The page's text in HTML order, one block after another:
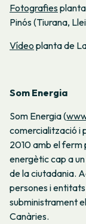
Fotografies
Pinós (Tiurana,
Vídeo planta de
Som Energia
Som Energia (
comercialització i
2010 amb el ferm
energètic cap a
de la ciutadania.
persones i
subministrament
Canàries.